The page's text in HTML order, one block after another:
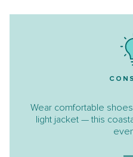
Wear comfortable
light jacket — this